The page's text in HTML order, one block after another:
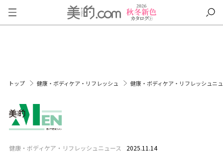
トップ 健康・ボディケア・リフレッシュ 健康・ボディケア・リフレッシュニ
健康・ボディケア・リフレッシュニュース 2025.11.14